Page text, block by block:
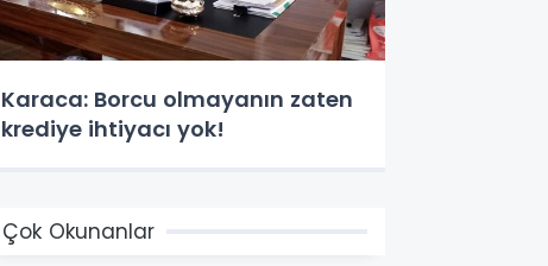
Karaca: Borcu olmayanın zaten
krediye ihtiyacı yok!
Çok Okunanlar